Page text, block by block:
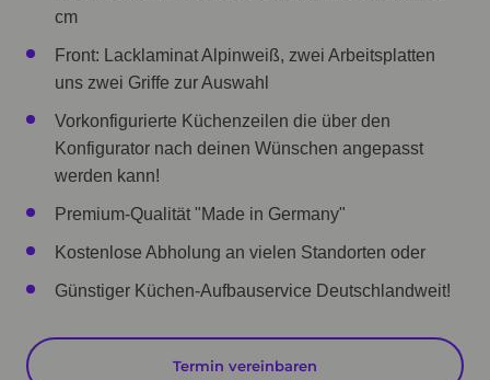
cm
Front: Lacklaminat Alpinweiß, zwei Arbeitsplatten
uns zwei Griffe zur Auswahl
Vorkonfigurierte Küchenzeilen die über den
Konfigurator nach deinen Wünschen angepasst
werden kann!
Premium-Qualität "Made in Germany"
Kostenlose Abholung an vielen Standorten oder
Günstiger Küchen-Aufbauservice Deutschlandweit!
Termin vereinbaren